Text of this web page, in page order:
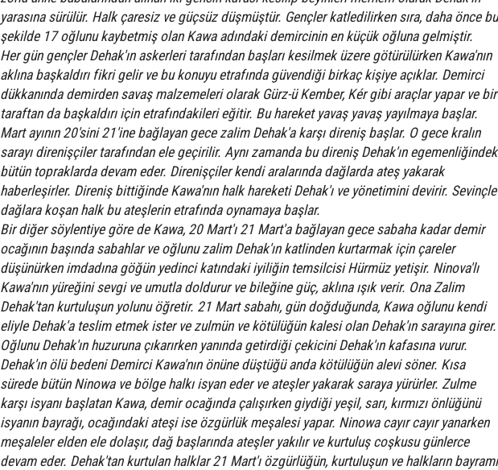
yarasına sürülür. Halk çaresiz ve güçsüz düşmüştür. Gençler katledilirken sıra, daha önce bu
şekilde 17 oğlunu kaybetmiş olan Kawa adındaki demircinin en küçük oğluna gelmiştir.
Her gün gençler Dehak'ın askerleri tarafından başları kesilmek üzere götürülürken Kawa'nın
aklına başkaldırı fikri gelir ve bu konuyu etrafında güvendiği birkaç kişiye açıklar. Demirci
dükkanında demirden savaş malzemeleri olarak Gürz-ü Kember, Kér gibi araçlar yapar ve bir
taraftan da başkaldırı için etrafındakileri eğitir. Bu hareket yavaş yavaş yayılmaya başlar.
Mart ayının 20'sini 21'ine bağlayan gece zalim Dehak'a karşı direniş başlar. O gece kralın
sarayı direnişçiler tarafından ele geçirilir. Aynı zamanda bu direniş Dehak'ın
bütün topraklarda devam eder. Direnişçiler kendi aralarında dağlarda ateş yakarak
haberleşirler. Direniş bittiğinde Kawa'nın halk hareketi Dehak'ı ve yönetimini devirir. Sevinçle
dağlara koşan halk bu ateşlerin etrafında oynamaya başlar.
Bir diğer söylentiye göre de Kawa, 20 Mart'ı 21 Mart'a bağlayan gece sabaha kadar demir
ocağının başında sabahlar ve oğlunu zalim Dehak'ın katlinden kurtarmak için çareler
düşünürken imdadına göğün yedinci katındaki iyiliğin temsilcisi Hürmüz yetişir. Ninova'lı
Kawa'nın yüreğini sevgi ve umutla doldurur ve bileğine güç, aklına ışık verir. Ona Zalim
Dehak'tan kurtuluşun yolunu öğretir. 21 Mart sabahı, gün doğduğunda, Kawa oğlunu kendi
eliyle Dehak'a teslim etmek ister ve zulmün ve kötülüğün kalesi olan Dehak'ın sarayına girer.
Oğlunu Dehak'ın huzuruna çıkarırken yanında getirdiği çekicini Dehak'ın kafasına vurur.
Dehak'ın ölü bedeni Demirci Kawa'nın önüne düştüğü anda kötülüğün alevi söner. Kısa
sürede bütün Ninowa ve bölge halkı isyan eder ve ateşler yakarak saraya yürürler. Zulme
karşı isyanı başlatan Kawa, demir ocağında çalışırken giydiği yeşil, sarı, kırmızı önlüğünü
isyanın bayrağı, ocağındaki ateşi ise özgürlük meşalesi yapar. Ninowa cayır cayır yanarken
meşaleler elden ele dolaşır, dağ başlarında ateşler yakılır ve kurtuluş coşkusu günlerce
devam eder. Dehak'tan kurtulan halklar 21 Mart'ı özgürlüğün, kurtuluşun ve halkların bayramı